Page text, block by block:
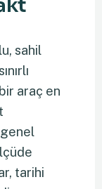
sahil
araç en
tarihi